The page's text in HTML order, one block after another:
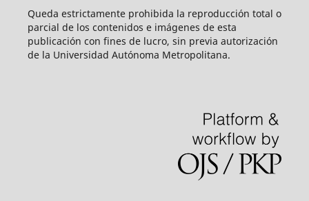
Queda estrictamente prohibida la reproducción total o
parcial de los contenidos e imágenes de esta
publicación con fines de lucro, sin previa autorización
de la Universidad Autónoma Metropolitana.